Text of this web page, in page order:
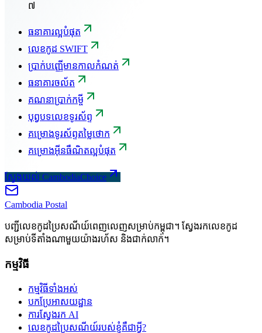
៧
ធនាគារល្អបំផុត
លេខកូដ SWIFT
ប្រាក់បញ្ញើមានកាលកំណត់
ធនាគារចល័ត
គណនាប្រាក់កម្ចី
បុព្វបទលេខទូរស័ព្ទ
គម្រោងទូរស័ព្ទតម្លៃថោក
គម្រោងអ៊ីនធឺណិតល្អបំផុត
ស្វែងយល់ CambodiaChoice
Cambodia Postal
បញ្ជីលេខកូដប្រៃសណីយ៍ពេញលេញសម្រាប់កម្ពុជា។ ស្វែងរកលេខកូដ
សម្រាប់ទីតាំងណាមួយយ៉ាងរហ័ស និងជាក់លាក់។
កម្មវិធី
កម្មវិធីទាំងអស់
បកប្រែអាសយដ្ឋាន
ការស្វែងរក AI
លេខកូដប្រៃសណីយ៍របស់ខ្ញុំគឺជាអ្វី?